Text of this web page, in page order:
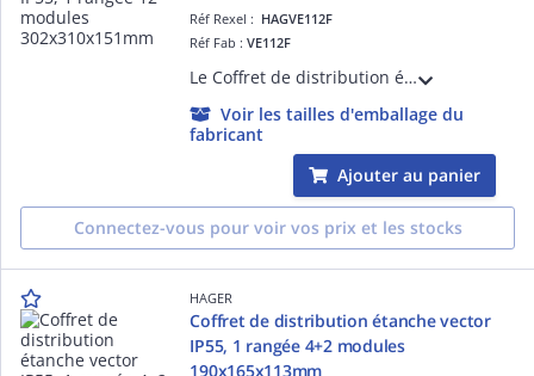
Réf Rexel : HAGVE112F
Réf Fab :VE112F
Le Coffret de distribution étanche vector Hager, avec sa rangée de 12 modules, est idéal pour les en saillie, IP55 ou IP65. Ce coffret offre une solution fiable et durable pour la distribution électrique.
Voir les tailles d'emballage du
fabricant
Ajouter au panier
Connectez-vous pour voir vos prix et les stocks
HAGER
Coffret de distribution étanche vector
IP55, 1 rangée 4+2 modules
190x165x113mm